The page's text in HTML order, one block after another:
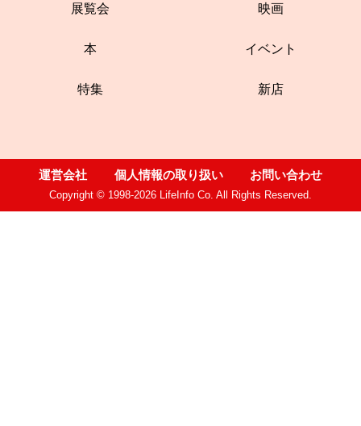
展覧会 映画
本 イベント
特集 新店
運営会社 個人情報の取り扱い お問い合わせ
Copyright © 1998-2026 LifeInfo Co. All Rights Reserved.